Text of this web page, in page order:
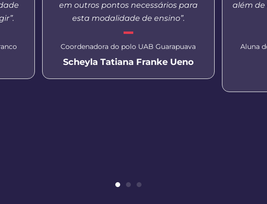
em outros pontos necessários para
esta modalidade de ensino”.
Coordenadora do polo UAB Guarapuava
Scheyla Tatiana Franke Ueno
além de
Aluna